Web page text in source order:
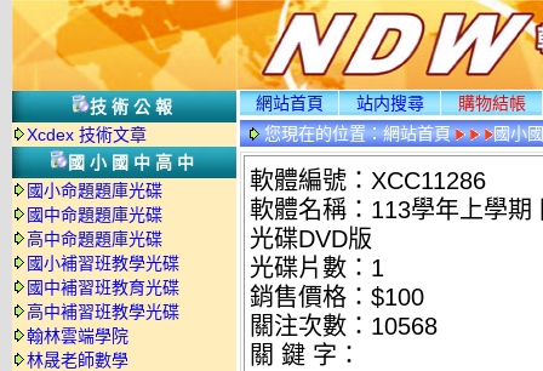
技術公報
Xcdex 技術文章
國小國中高中
國小命題題庫光碟
國中命題題庫光碟
高中命題題庫光碟
國小補習班教學光碟
國中補習班教育光碟
高中補習班教學光碟
翰林雲端學院
林晟老師數學
網站首頁 站内搜尋
購物結帳
您現在的位置：網站首頁 國小
軟體編號：XCC11286
軟體名稱：113學年上學
光碟DVD版
光碟片數：1
銷售價格：$100
關注次數： 10568
關 鍵 字：